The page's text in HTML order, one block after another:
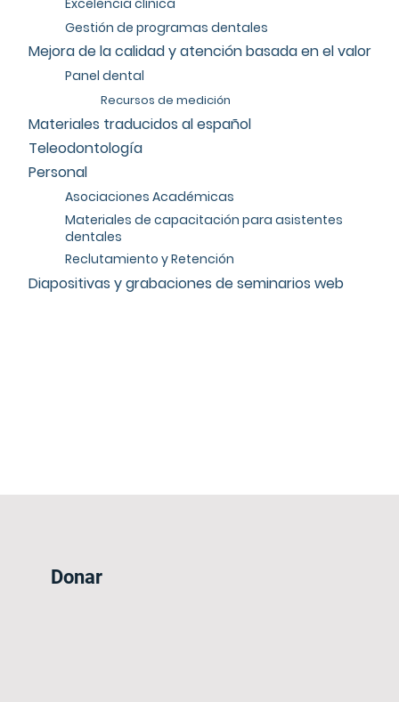
Donar
Gestión de programas dentales
Mejora de la calidad y atención basada en el valor
Panel dental
Recursos de medición
Materiales traducidos al español
Teleodontología
Personal
Asociaciones Académicas
Materiales de capacitación para asistentes
dentales
Reclutamiento y Retención
Diapositivas y grabaciones de seminarios web